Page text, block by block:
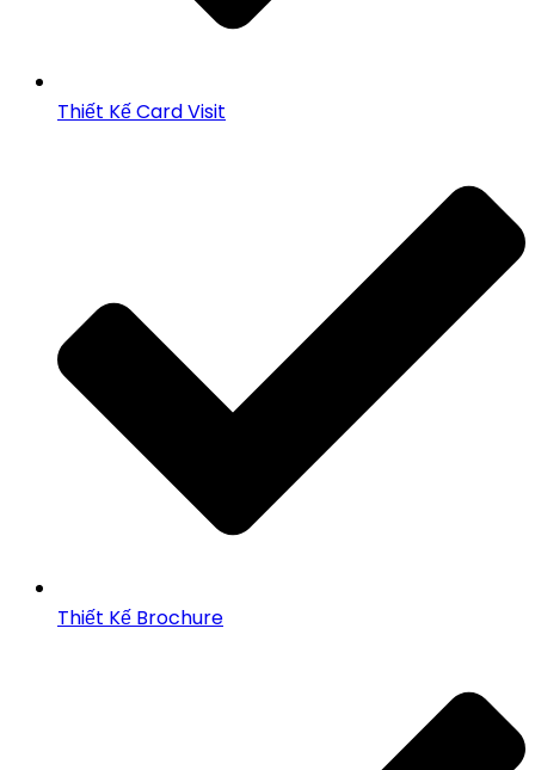
Thiết Kế Card Visit
Thiết Kế Brochure